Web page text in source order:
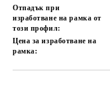
Отпадък при
изработване на рамка от
този профил:
Цена за изработване на
рамка: